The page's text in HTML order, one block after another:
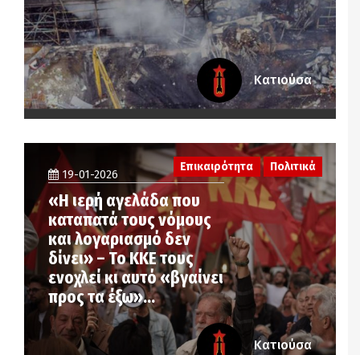
Κατιούσα
19-01-2026
«Η ιερή αγελάδα που
καταπατά τους νόμους
και λογαριασμό δεν
δίνει» – Το ΚΚΕ τους
ενοχλεί κι αυτό «βγαίνει
προς τα έξω»…
Επικαιρότητα Πολιτικά
Κατιούσα